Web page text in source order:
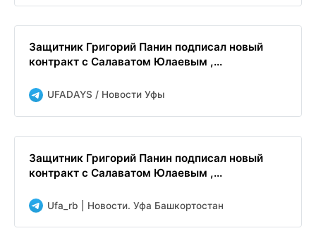
Защитник Григорий Панин подписал новый
контракт с Салаватом Юлаевым ,...
UFADAYS / Новости Уфы
Защитник Григорий Панин подписал новый
контракт с Салаватом Юлаевым ,...
Ufa_rb | Новости. Уфа Башкортостан